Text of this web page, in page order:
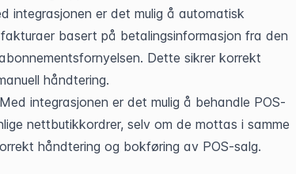
integrasjonen er det mulig å automatisk
basert på betalingsinformasjon fra den
Dette sikrer korrekt
håndtering.
Med integrasjonen er det mulig å behandle POS-
nettbutikkordrer, selv om de mottas i samme
håndtering og bokføring av POS-salg.